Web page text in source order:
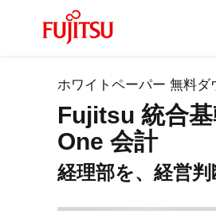
ホワイトペーパー 無料ダ
Fujitsu 統合
One 会計
経理部を、経営